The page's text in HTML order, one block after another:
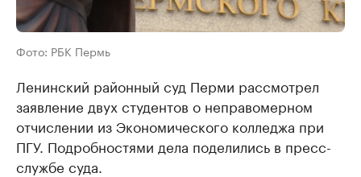
Фото: РБК Пермь
Ленинский районный суд Перми рассмотрел
заявление двух студентов о неправомерном
отчислении из Экономического колледжа при
ПГУ. Подробностями дела поделились в пресс-
службе суда.